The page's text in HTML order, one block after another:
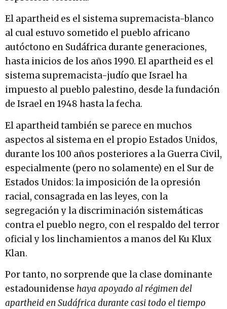
El apartheid es el sistema supremacista-blanco
al cual estuvo sometido el pueblo africano
autóctono en Sudáfrica durante generaciones,
hasta inicios de los años 1990. El apartheid es el
sistema supremacista-judío que Israel ha
impuesto al pueblo palestino, desde la fundación
de Israel en 1948 hasta la fecha.
El apartheid también se parece en muchos
aspectos al sistema en el propio Estados Unidos,
durante los 100 años posteriores a la Guerra Civil,
especialmente (pero no solamente) en el Sur de
Estados Unidos: la imposición de la opresión
racial, consagrada en las leyes, con la
segregación y la discriminación sistemáticas
contra el pueblo negro, con el respaldo del terror
oficial y los linchamientos a manos del Ku Klux
Klan.
Por tanto, no sorprende que la clase dominante
estadounidense haya apoyado al régimen del
apartheid en Sudáfrica durante casi todo el tiempo